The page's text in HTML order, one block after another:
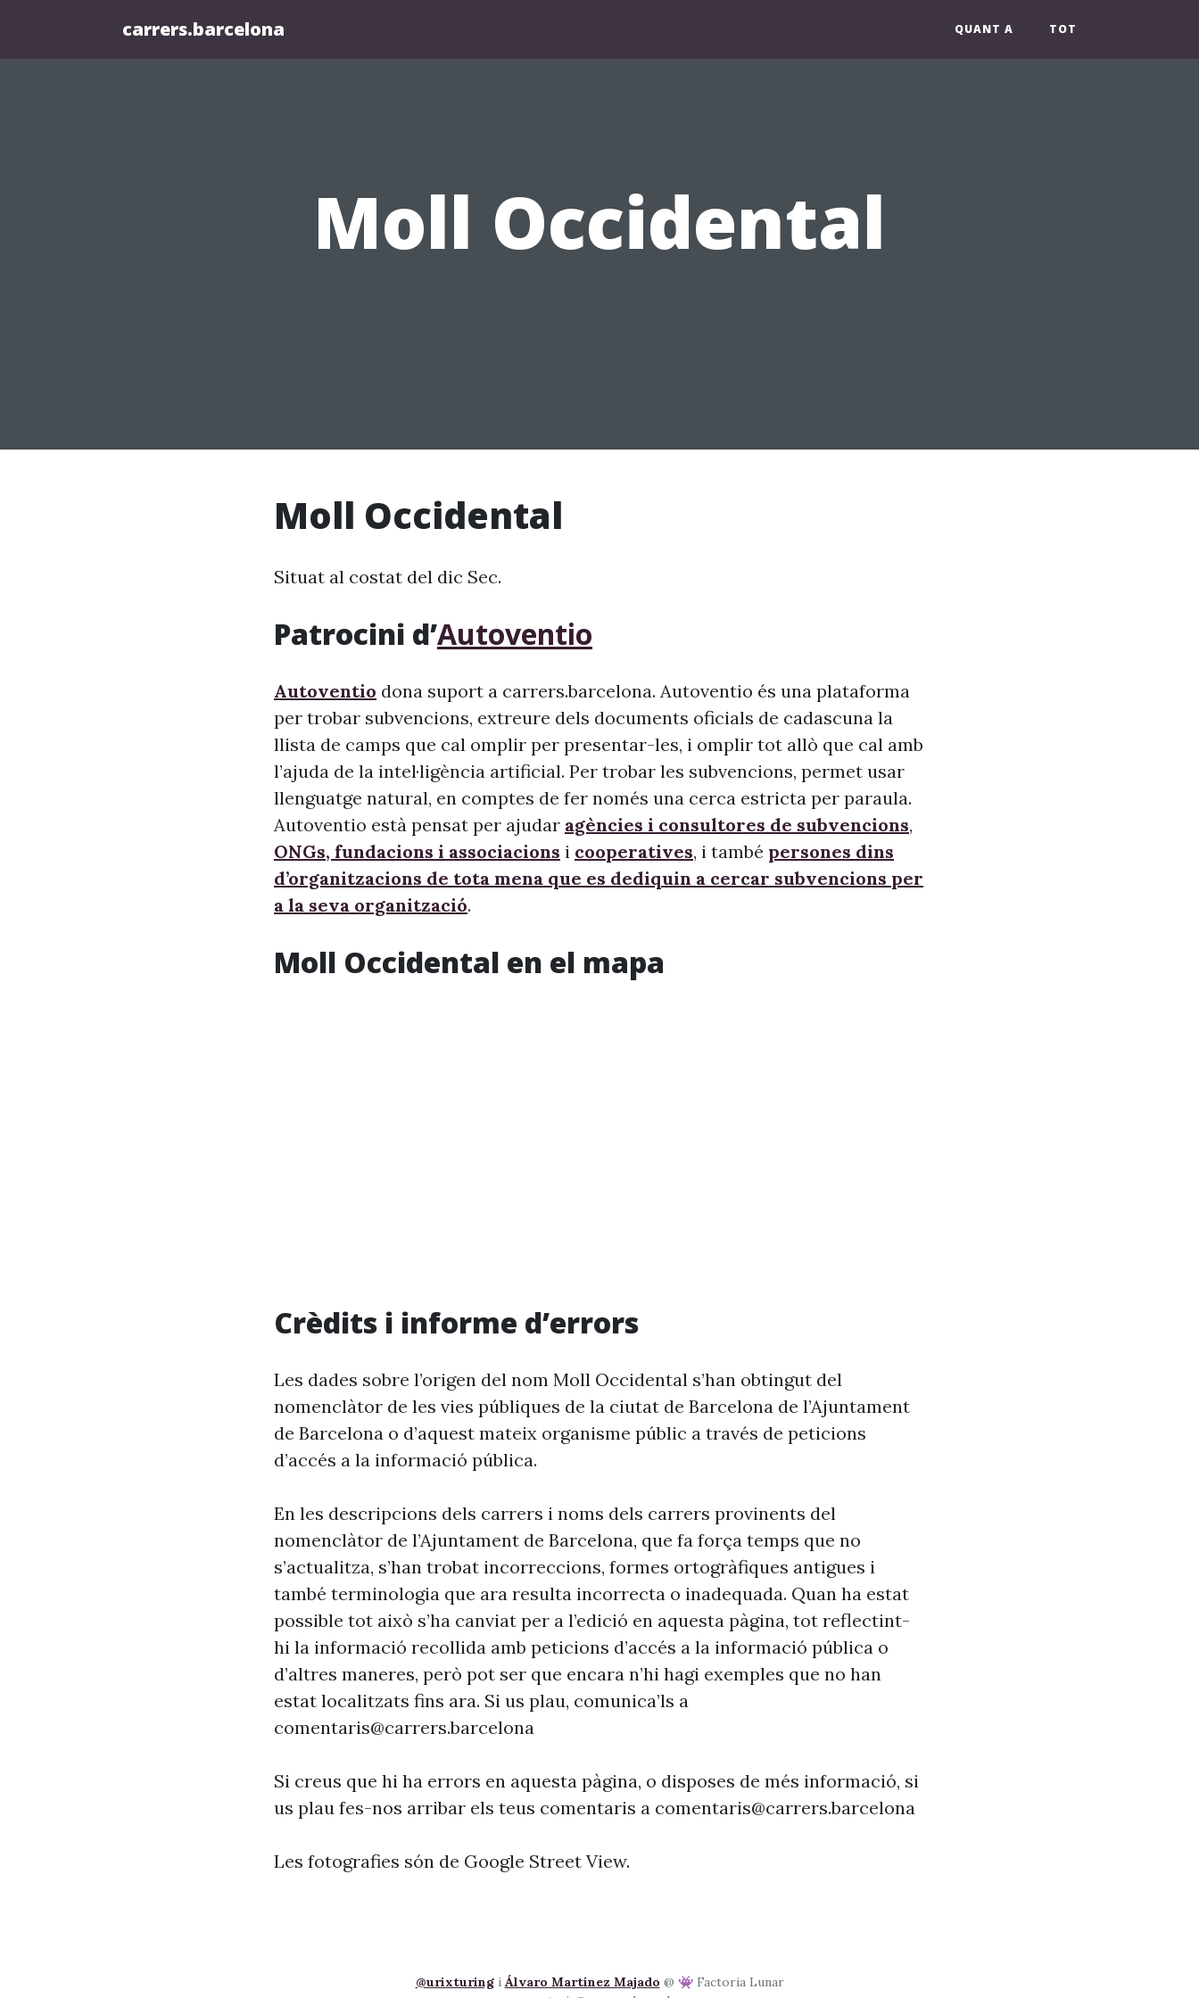
carrers.barcelona QUANT A TOT
Moll Occidental
Moll Occidental
Situat al costat del dic Sec.
Patrocini d’Autoventio
Autoventio dona suport a carrers.barcelona. Autoventio és una plataforma
per trobar subvencions, extreure dels documents oficials de cadascuna la
llista de camps que cal omplir per presentar-les, i omplir tot allò que cal amb
l’ajuda de la intel·ligència artificial. Per trobar les subvencions, permet usar
llenguatge natural, en comptes de fer només una cerca estricta per paraula.
Autoventio està pensat per ajudar agències i consultores de subvencions,
ONGs, fundacions i associacions i cooperatives, i també persones dins
d’organitzacions de tota mena que es dediquin a cercar subvencions per
a la seva organització.
Moll Occidental en el mapa
Crèdits i informe d’errors
Les dades sobre l’origen del nom Moll Occidental s’han obtingut del
nomenclàtor de les vies públiques de la ciutat de Barcelona de l’Ajuntament
de Barcelona o d’aquest mateix organisme públic a través de peticions
d’accés a la informació pública.
En les descripcions dels carrers i noms dels carrers provinents del
nomenclàtor de l’Ajuntament de Barcelona, que fa força temps que no
s’actualitza, s’han trobat incorreccions, formes ortogràfiques antigues i
també terminologia que ara resulta incorrecta o inadequada. Quan ha estat
possible tot això s’ha canviat per a l’edició en aquesta pàgina, tot reflectint-
hi la informació recollida amb peticions d’accés a la informació pública o
d’altres maneres, però pot ser que encara n’hi hagi exemples que no han
estat localitzats fins ara. Si us plau, comunica’ls a
comentaris@carrers.barcelona
Si creus que hi ha errors en aquesta pàgina, o disposes de més informació, si
us plau fes-nos arribar els teus comentaris a comentaris@carrers.barcelona
Les fotografies són de Google Street View.
@urixturingi Álvaro Martínez Majado @ 👾 Factoria Lunar